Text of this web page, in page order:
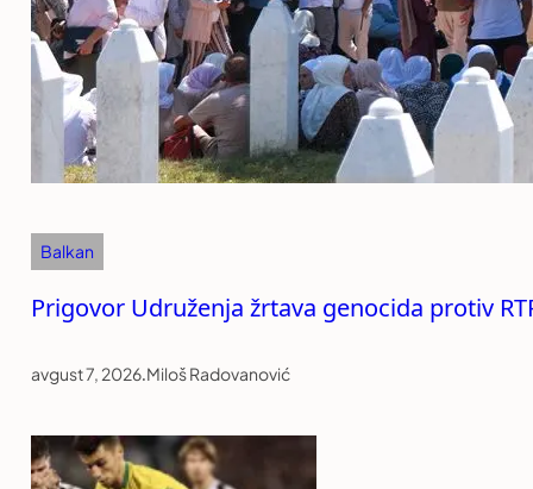
Balkan
Prigovor Udruženja žrtava genocida protiv
avgust 7, 2026.Miloš Radovanović